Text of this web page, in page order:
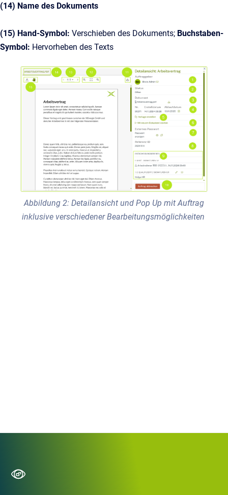
(14) Name des Dokuments
(15) Hand-Symbol: Verschieben des Dokuments; Buchstaben-
Symbol: Hervorheben des Texts
Abbildung 2: Detailansicht und Pop Up mit Auftrag
inklusive verschiedener Bearbeitungsmöglichkeiten